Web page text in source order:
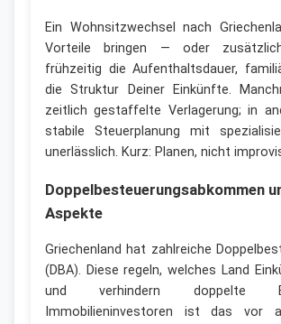
Ein Wohnsitzwechsel nach
Vorteile bringen — oder
frühzeitig die Aufenthaltsdauer,
die Struktur Deiner Einkünfte.
zeitlich gestaffelte Verlagerung; in
stabile Steuerplanung mit
unerlässlich. Kurz: Planen, nicht
Doppelbesteuerungsabkommen
Aspekte
Griechenland hat zahlreiche
(DBA). Diese regeln, welches Land
und verhindern doppelte
Immobilieninvestoren ist das vor